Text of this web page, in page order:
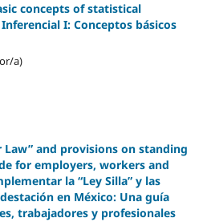
concepts of statistical
I: Conceptos básicos
a)
and provisions on standing
for employers, workers and
la “Ley Silla” y las
en México: Una guía
trabajadores y profesionales